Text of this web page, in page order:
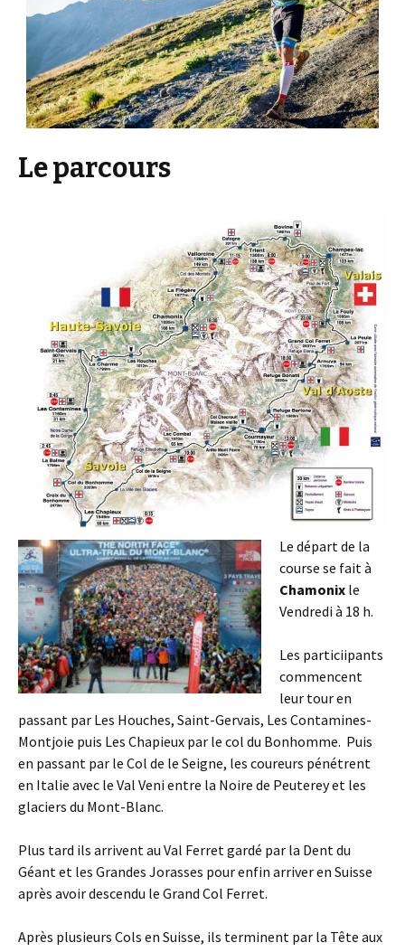
Le parcours
Le départ de la
course se fait à
Chamonix le
Vendredi à 18 h.
Les particiipants
commencent
leur tour en
passant par Les Houches, Saint-Gervais, Les Contamines-
Montjoie puis Les Chapieux par le col du Bonhomme. Puis
en passant par le Col de le Seigne, les coureurs pénétrent
en Italie avec le Val Veni entre la Noire de Peuterey et les
glaciers du Mont-Blanc.
Plus tard ils arrivent au Val Ferret gardé par la Dent du
Géant et les Grandes Jorasses pour enfin arriver en Suisse
après avoir descendu le Grand Col Ferret.
Après plusieurs Cols en Suisse, ils terminent par la Tête aux